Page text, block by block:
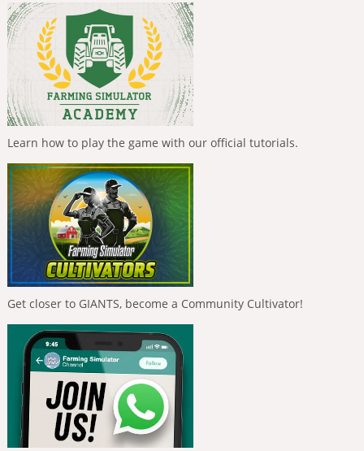
Learn how to play the game with our official tutorials.
Get closer to GIANTS, become a Community Cultivator!